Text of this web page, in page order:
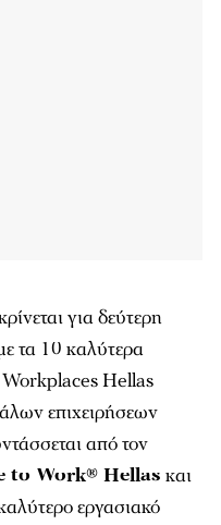
για δεύτερη
τα 10 καλύτερα
Workplaces Hellas
επιχειρήσεων
από τον
to Work® Hellas και
καλύτερο εργασιακό